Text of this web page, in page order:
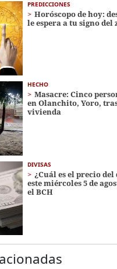
PREDICCIONES
Horóscopo de hoy:
le espera a tu signo del
HECHO
Masacre: Cinco
en Olanchito, Yoro,
vivienda
DIVISAS
¿Cuál es el precio
este miércoles 5 de
el BCH